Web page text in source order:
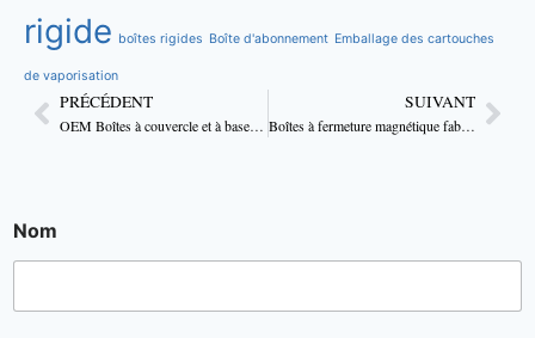
rigide boîtes rigides Boîte d'abonnement Emballage des cartouches
de vaporisation
PRÉCÉDENT
OEM Boîtes à couvercle et à base pour bagues de fiançailles et de mariage pour couples
SUIVANT
Boîtes à fermeture magnétique fabriquées sur mesure pour les bracelets à breloques
Nom